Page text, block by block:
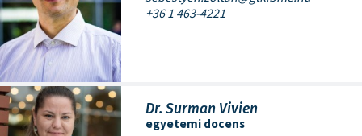
+36 1 463-4221
Dr. Surman Vivien
egyetemi docens